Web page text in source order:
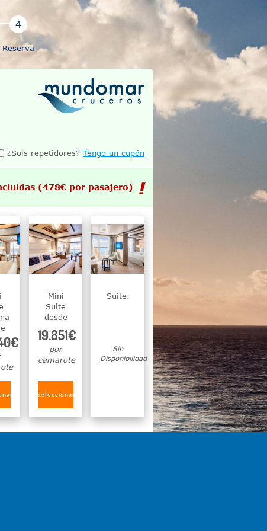
Reserva
¿Sois repetidores? Tengo un cupón
(478€ por pasajero)
Mini
Suite
desde
19.851€
por
camarote
Seleccionar
Suite.
Sin
Disponibilidad